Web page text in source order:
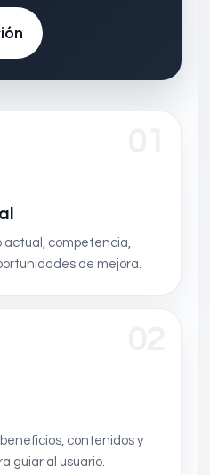
actual, competencia,
de mejora.
contenidos y
guiar al usuario.